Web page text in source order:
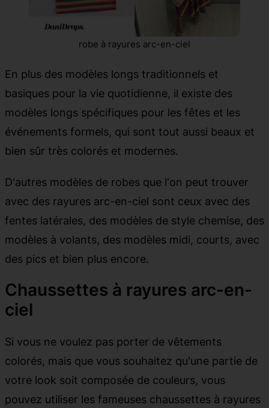
robe à rayures arc-en-ciel
En plus des modèles longs traditionnels et
basiques pour la vie quotidienne, il existe des
modèles longs spécifiques pour les fêtes et les
événements formels, qui sont tout aussi beaux et
bien sûr très colorés et modernes.
D'autres modèles de robes que l'on peut trouver
avec des rayures arc-en-ciel sont ceux avec des
fentes latérales, des modèles de style chemise, des
modèles à volants, des modèles midi, courts, avec
des pics et bien plus encore.
Chaussettes à rayures arc-en-
ciel
Si vous ne voulez pas porter de vêtements
colorés, mais que vous souhaitez qu'une partie de
votre look soit composée de couleurs, vous
pouvez utiliser les fameuses chaussettes à rayures